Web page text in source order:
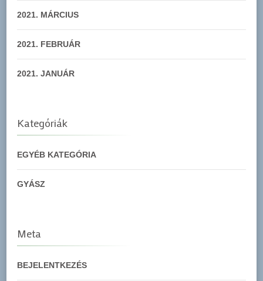
2021. MÁRCIUS
2021. FEBRUÁR
2021. JANUÁR
Kategóriák
EGYÉB KATEGÓRIA
GYÁSZ
Meta
BEJELENTKEZÉS